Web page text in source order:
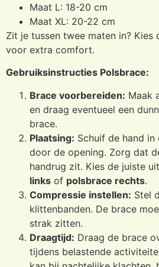
Maat L: 18-20 cm
Maat XL: 20-22 cm
Zit je tussen twee maten in? Kies
voor extra comfort.
Gebruiksinstructies Polsbrace:
Brace voorbereiden: Maak
en draag eventueel een
brace.
Plaatsing: Schuif de hand
door de opening. Zorg dat
handrug zit. Kies de juiste
links of polsbrace rechts.
Compressie instellen: Stel
klittenbanden. De brace
strak zitten.
Draagtijd: Draag de brace
tijdens belastende